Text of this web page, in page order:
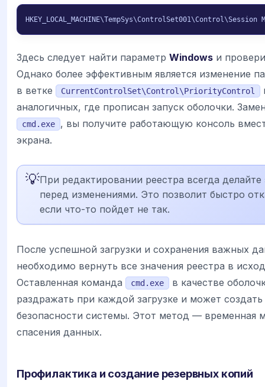
HKEY_LOCAL_MACHINE\TempSys\ControlSet001\Control\Session
Здесь следует найти параметр Windows и
Однако более эффективным является изменение
в ветке
CurrentControlSet\Control\PriorityControl
аналогичных, где прописан запуск оболочки.
cmd.exe
, вы получите работающую консоль
экрана.
💡При редактировании реестра всегда делайте
перед изменениями. Это позволит быстро
если что-то пойдет не так.
После успешной загрузки и сохранения важных
необходимо вернуть все значения реестра в
Оставленная команда
cmd.exe
в качестве
раздражать при каждой загрузке и может
безопасности системы. Этот метод — временная
спасения данных.
Профилактика и создание резервных копий